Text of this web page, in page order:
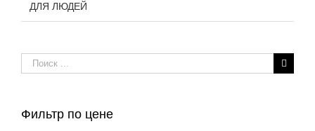
ДЛЯ ЛЮДЕЙ
Результат
поиска:
Фильтр по цене